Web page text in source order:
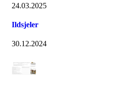
24.03.2025
Ildsjeler
30.12.2024